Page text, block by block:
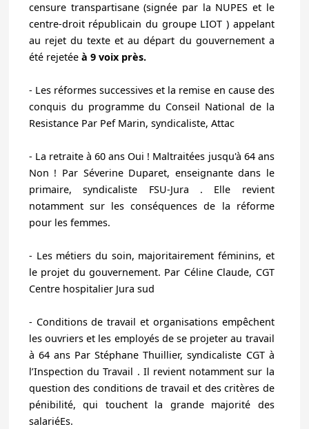
censure transpartisane (signée par la NUPES et le
centre-droit républicain du groupe LIOT ) appelant
au rejet du texte et au départ du gouvernement a
été rejetée à 9 voix près.
- Les réformes successives et la remise en cause des
conquis du programme du Conseil National de la
ResistancePar Pef Marin, syndicaliste, Attac
- La retraite à 60 ans Oui ! Maltraitées jusqu'à 64 ans
Non ! Par Séverine Duparet, enseignante dans le
primaire, syndicaliste FSU-Jura . Elle revient
notamment sur les conséquences de la réforme
pour les femmes.
- Les métiers du soin, majoritairement féminins, et
le projet du gouvernement. Par Céline Claude, CGT
Centre hospitalier Jura sud
- Conditions de travail et organisations empêchent
les ouvriers et les employés de se projeter au travail
à 64 ans Par Stéphane Thuillier, syndicaliste CGT à
l’Inspection du Travail . Il revient notamment sur la
question des conditions de travail et des critères de
pénibilité, qui touchent la grande majorité des
salariéEs.